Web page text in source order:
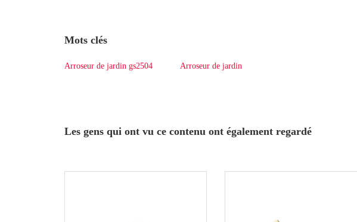
Mots clés
Arroseur de jardin gs2504 Arroseur de jardin
Les gens qui ont vu ce contenu ont également regardé